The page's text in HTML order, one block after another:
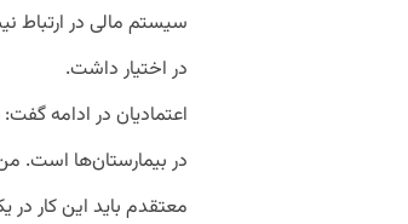
سیستم مالی در ارتباط
در اختیار داشت.
در بیمارستان‌ها است.